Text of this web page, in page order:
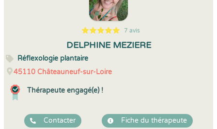
5
1
5
7 7 avis
DELPHINE MEZIERE
Réflexologie plantaire
45110 Châteauneuf-sur-Loire
Thérapeute engagé(e) !
Contacter Fiche du thérapeute